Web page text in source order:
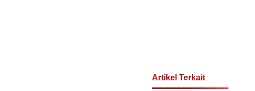
Artikel Terkait